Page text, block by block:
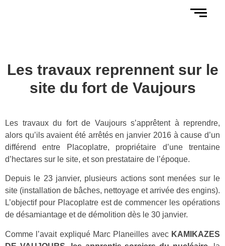
Les travaux reprennent sur le
site du fort de Vaujours
Les travaux du fort de Vaujours s’apprêtent à reprendre,
alors qu’ils avaient été arrêtés en janvier 2016 à cause d’un
différend entre Placoplatre, propriétaire d’une trentaine
d’hectares sur le site, et son prestataire de l’époque.
Depuis le 23 janvier, plusieurs actions sont menées sur le
site (installation de bâches, nettoyage et arrivée des engins).
L’objectif pour Placoplatre est de commencer les opérations
de désamiantage et de démolition dès le 30 janvier.
Comme l’avait expliqué Marc Planeilles avec KAMIKAZES